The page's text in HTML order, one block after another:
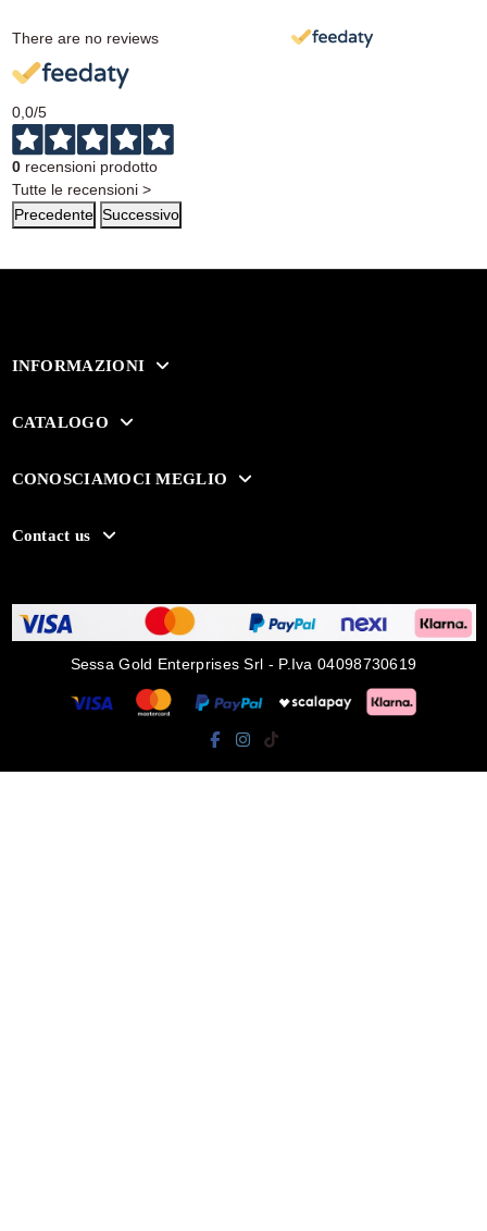
There are no reviews
0,0/5
0recensioni prodotto
Tutte le recensioni >
Precedente Successivo
INFORMAZIONI
CATALOGO
CONOSCIAMOCI MEGLIO
Contact us
Sessa Gold Enterprises Srl - P.Iva 04098730619